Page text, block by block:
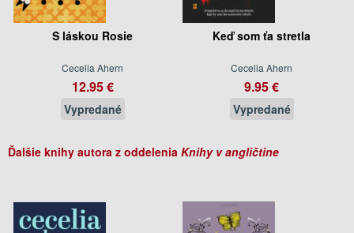
S láskou Rosie
Cecelia Ahern
12.95 €
Vypredané
Keď som ťa stretla
Cecelia Ahern
9.95 €
Vypredané
Ďalšie knihy autora z oddelenia Knihy v angličtine